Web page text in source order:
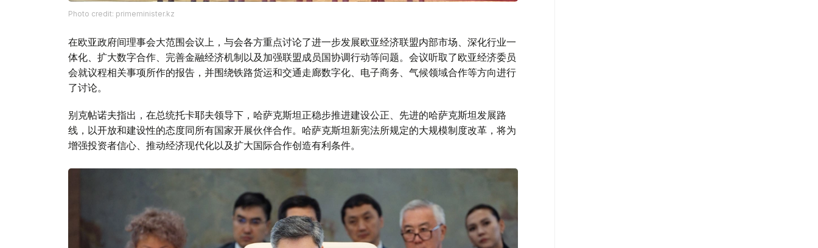
Photo credit: primeminister.kz
在欧亚政府间理事会大范围会议上，与会各方重点讨论了进一步发展欧亚经济联盟内部市场、深化行业一
体化、扩大数字合作、完善金融经济机制以及加强联盟成员国协调行动等问题。会议听取了欧亚经济委员
会就议程相关事项所作的报告，并围绕铁路货运和交通走廊数字化、电子商务、气候领域合作等方向进行
了讨论。
别克帖诺夫指出，在总统托卡耶夫领导下，哈萨克斯坦正稳步推进建设公正、先进的哈萨克斯坦发展路
线，以开放和建设性的态度同所有国家开展伙伴合作。哈萨克斯坦新宪法所规定的大规模制度改革，将为
增强投资者信心、推动经济现代化以及扩大国际合作创造有利条件。